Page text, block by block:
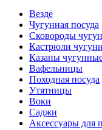
Везде
Чугунная посуда
Сковороды
Кастрюли
Казаны
Вафельницы
Походная посуда
Утятницы
Bоки
Саджи
Аксессуары для